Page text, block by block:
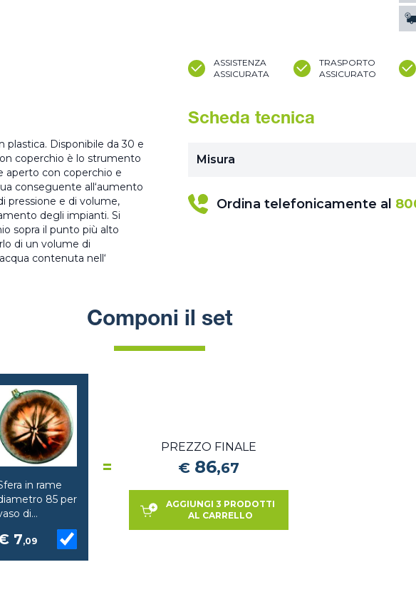
ASSISTENZA
ASSICURATA
TRASPORTO
ASSICURATO
plastica. Disponibile da 30 e
coperchio è lo strumento
aperto con coperchio e
conseguente all‘aumento
pressione e di volume,
degli impianti. Si
sopra il punto più alto
di un volume di
contenuta nell‘
Scheda tecnica
Misura
Ordina telefonicamente al
Componi il set
in rame
85 per
di
7,09
=
PREZZO FINALE
€ 86,67
AGGIUNGI 3 PRODOTTI
AL CARRELLO